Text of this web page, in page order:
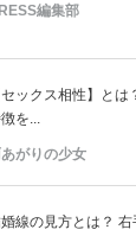
編集部
セックス相性】と
を...
がりの少女
線の見方とは？